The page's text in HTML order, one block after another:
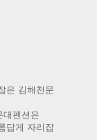
은 김해천문
대펜션은
답게 자리잡